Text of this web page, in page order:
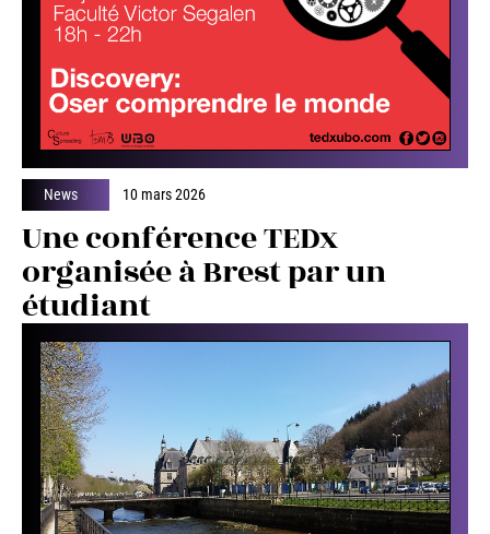
News 10 mars 2026
Une conférence TEDx
organisée à Brest par un
étudiant